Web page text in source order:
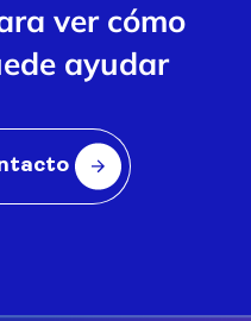
ver cómo
ayudar